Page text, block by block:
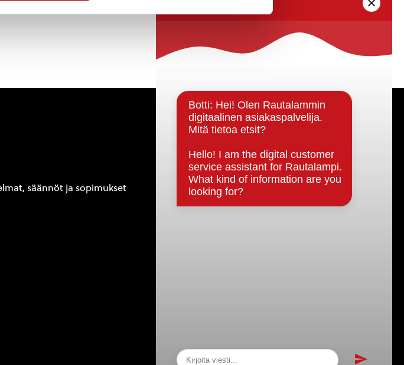
säännöt ja sopimukset
Päätöksenteko ja lähidemokratia
Päätökset, esityslistat & pöytäkirjat
Hallinto
Kunnanhallitus
Kunnanvaltuusto